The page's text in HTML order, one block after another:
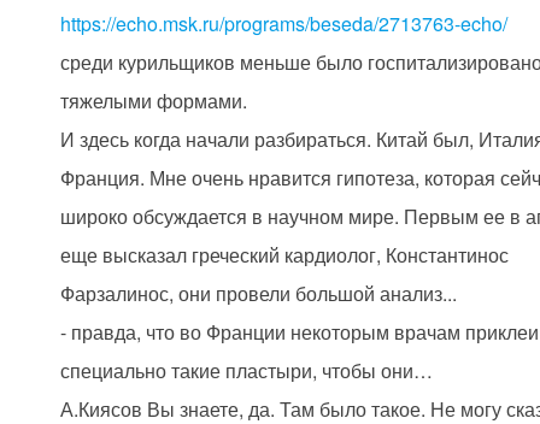
https://echo.msk.ru/programs/beseda/2713763-echo/
среди курильщиков меньше было
тяжелыми формами.
И здесь когда начали разбираться. Китай был,
Франция. Мне очень нравится гипотеза, которая
широко обсуждается в научном мире. Первым ее в
еще высказал греческий кардиолог, Константинос
Фарзалинос, они провели большой анализ...
- правда, что во Франции некоторым врачам
специально такие пластыри, чтобы они…
А.Киясов Вы знаете, да. Там было такое. Не могу